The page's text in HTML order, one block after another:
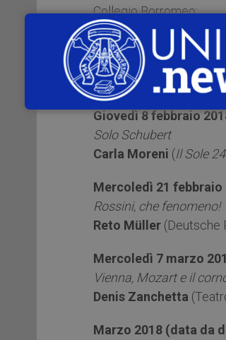
Collegio Borromeo:
Giovedì 25 gennaio
Viandanti, viaggiatori,
Guido Bosticco
Giovedì 8 febbraio
Solo Schubert
Carla Moreni (Il Sole
Mercoledì 21 febbraio
Rossini, che fenomeno!
Reto Müller (Deutsche
Mercoledì 7 marzo
Vienna, Mozart e il
Denis Zanchetta
Marzo 2018 (data da